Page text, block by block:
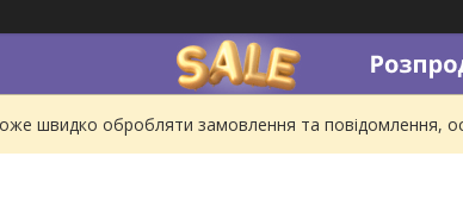
швидко обробляти замовлення та повідомлення,